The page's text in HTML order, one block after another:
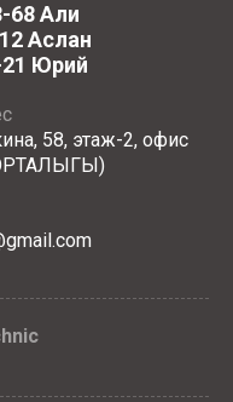
68 Али
Аслан
21 Юрий
58, этаж-2, офис